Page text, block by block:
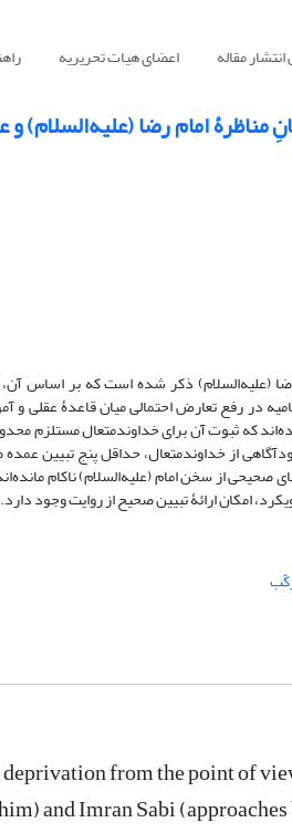
مقاله اعضای هیات تحریریه
امام رضا (علیه‌السلام)
رضا (علیه‌السلام) ذکر شده است که بر اساس
در رفع تعارض احتمالی میان قاعدۀ عقلی و
که ثبوت آن برای خداوندمتعال مستلزم
از خداوندمتعال، حداقل پنج تبیین
از سخن امام (علیه‌السلام) ناکام
امکان ارائۀ تبیین صحیح از روایت وجود دارد.
from the point of
and Imran Sabi